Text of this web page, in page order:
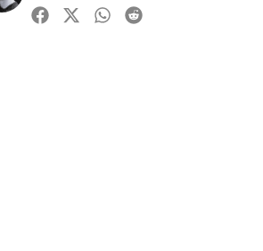
Facebook
TwitterWhatsapp
Reddit